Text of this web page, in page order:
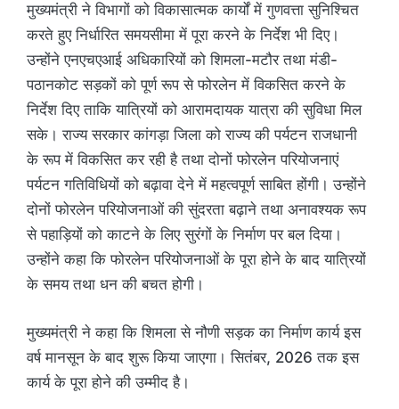
मुख्यमंत्री ने विभागों को विकासात्मक कार्यों में गुणवत्ता सुनिश्चित
करते हुए निर्धारित समयसीमा में पूरा करने के निर्देश भी दिए।
उन्होंने एनएचएआई अधिकारियों को शिमला-मटौर तथा मंडी-
पठानकोट सड़कों को पूर्ण रूप से फोरलेन में विकसित करने के
निर्देश दिए ताकि यात्रियों को आरामदायक यात्रा की सुविधा मिल
सके। राज्य सरकार कांगड़ा जिला को राज्य की पर्यटन राजधानी
के रूप में विकसित कर रही है तथा दोनों फोरलेन परियोजनाएं
पर्यटन गतिविधियों को बढ़ावा देने में महत्वपूर्ण साबित होंगी। उन्होंने
दोनों फोरलेन परियोजनाओं की सुंदरता बढ़ाने तथा अनावश्यक रूप
से पहाड़ियों को काटने के लिए सुरंगों के निर्माण पर बल दिया।
उन्होंने कहा कि फोरलेन परियोजनाओं के पूरा होने के बाद यात्रियों
के समय तथा धन की बचत होगी।
मुख्यमंत्री ने कहा कि शिमला से नौणी सड़क का निर्माण कार्य इस
वर्ष मानसून के बाद शुरू किया जाएगा। सितंबर, 2026 तक इस
कार्य के पूरा होने की उम्मीद है।